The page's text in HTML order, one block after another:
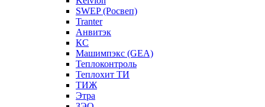
SWEP (Росвеп)
Tranter
Анвитэк
КС
Машимпэкс (GEA)
Теплоконтроль
Теплохит ТИ
ТИЖ
Этра